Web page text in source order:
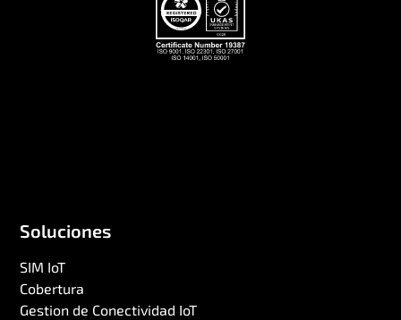
Soluciones
SIM IoT
Cobertura
Gestion de Conectividad IoT